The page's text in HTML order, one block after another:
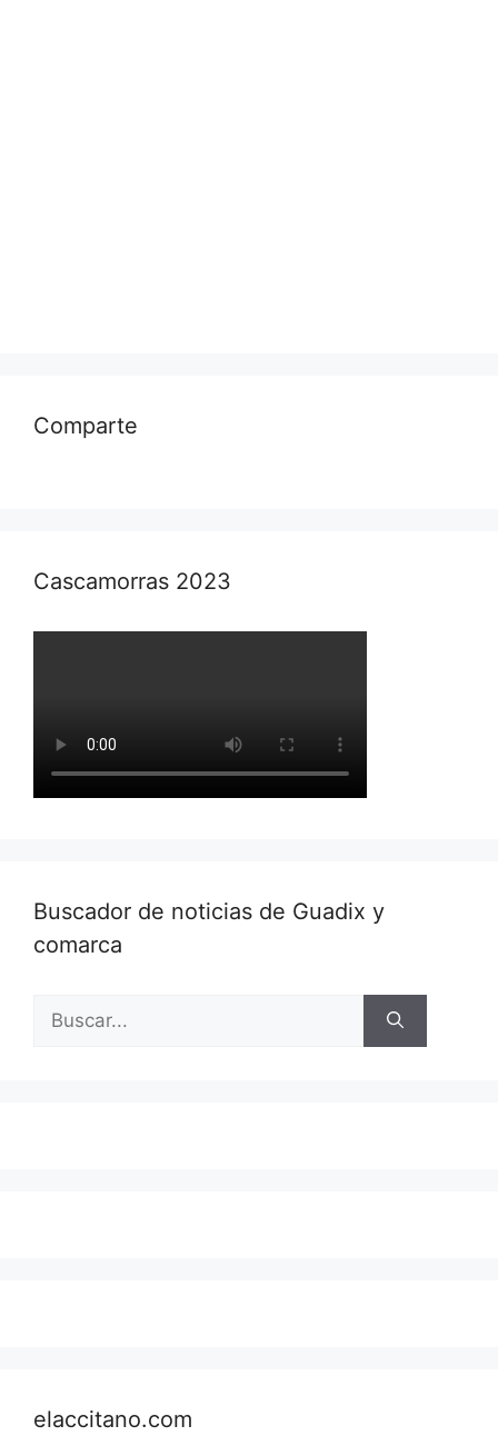
Comparte
Cascamorras 2023
Buscador de noticias de Guadix y
comarca
Buscar:
elaccitano.com